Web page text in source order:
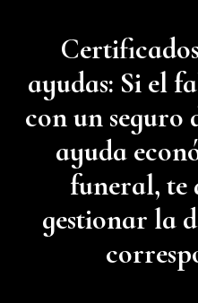
ayudas: Si el
con un seguro
ayuda
funeral, te
gestionar la